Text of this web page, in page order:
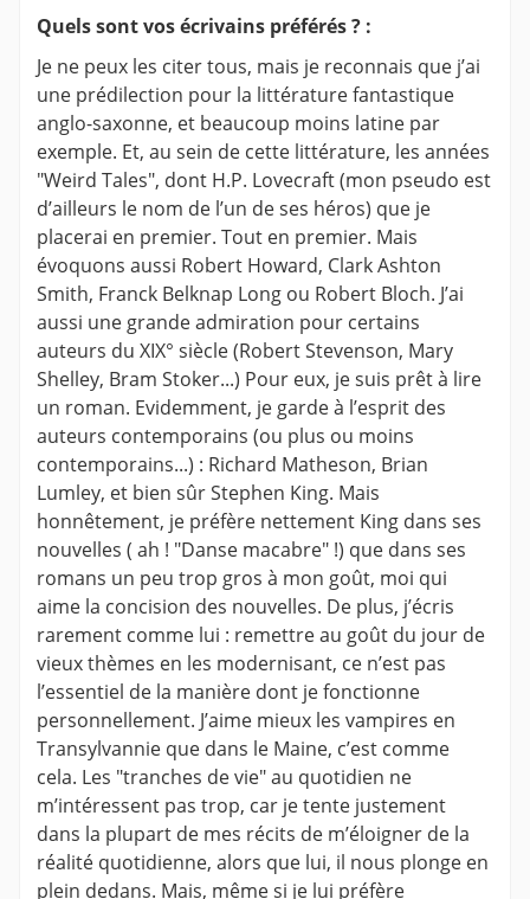
Quels sont vos écrivains préférés ? :
Je ne peux les citer tous, mais je reconnais que j’ai
une prédilection pour la littérature fantastique
anglo-saxonne, et beaucoup moins latine par
exemple. Et, au sein de cette littérature, les années
"Weird Tales", dont H.P. Lovecraft (mon pseudo est
d’ailleurs le nom de l’un de ses héros) que je
placerai en premier. Tout en premier. Mais
évoquons aussi Robert Howard, Clark Ashton
Smith, Franck Belknap Long ou Robert Bloch. J’ai
aussi une grande admiration pour certains
auteurs du XIX° siècle (Robert Stevenson, Mary
Shelley, Bram Stoker...) Pour eux, je suis prêt à lire
un roman. Evidemment, je garde à l’esprit des
auteurs contemporains (ou plus ou moins
contemporains...) : Richard Matheson, Brian
Lumley, et bien sûr Stephen King. Mais
honnêtement, je préfère nettement King dans ses
nouvelles ( ah ! "Danse macabre" !) que dans ses
romans un peu trop gros à mon goût, moi qui
aime la concision des nouvelles. De plus, j’écris
rarement comme lui : remettre au goût du jour de
vieux thèmes en les modernisant, ce n’est pas
l’essentiel de la manière dont je fonctionne
personnellement. J’aime mieux les vampires en
Transylvannie que dans le Maine, c’est comme
cela. Les "tranches de vie" au quotidien ne
m’intéressent pas trop, car je tente justement
dans la plupart de mes récits de m’éloigner de la
réalité quotidienne, alors que lui, il nous plonge en
plein dedans. Mais, même si je lui préfère